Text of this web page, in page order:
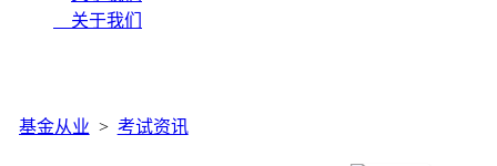
关于我们
基金从业 > 考试资讯